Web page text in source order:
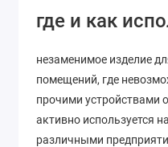
где и как
незаменимое изделие
помещений, где
прочими устройствами
активно используется
различными